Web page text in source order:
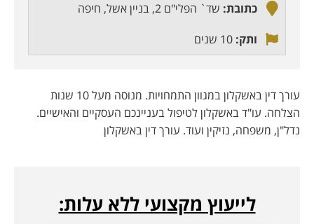
כתובת: שד` הפלי"ם 2, בניין אשל, חיפה
ותק: 10 שנים
עורך דין באשקלון במגוון התמחויות. מנוסה מעל 10 שנות
הצלחה. עו"ד באשקלון לטיפול בעניינכם העסקיים והאישיים.
נדל"ן, משפחה, נזיקין ועוד. עורך דין באשקלון
לייעוץ מקצועי ללא עלות: